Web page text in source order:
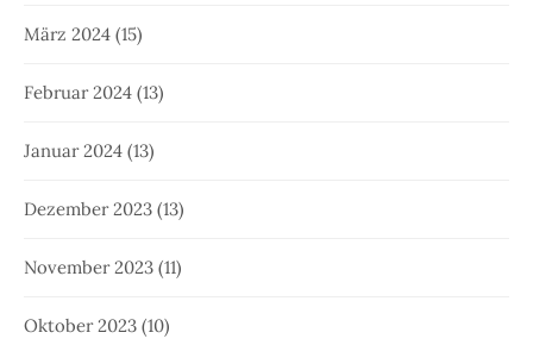
März 2024 (15)
Februar 2024 (13)
Januar 2024 (13)
Dezember 2023 (13)
November 2023 (11)
Oktober 2023 (10)